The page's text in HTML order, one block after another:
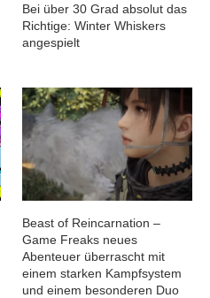
Bei über 30 Grad absolut das
Richtige: Winter Whiskers
angespielt
Beast of Reincarnation –
Game Freaks neues
Abenteuer überrascht mit
einem starken Kampfsystem
und einem besonderen Duo